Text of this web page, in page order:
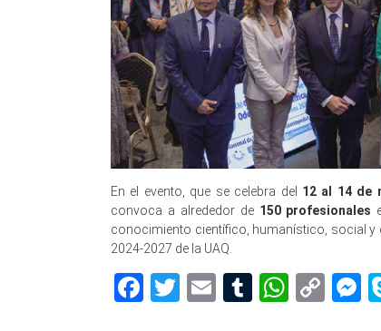
En el evento, que se celebra del 12 al 14 de
convoca a alrededor de 150 profesionales
conocimiento científico, humanístico, social y
2024-2027 de la UAQ.
Facebook
Twitter
EmailTumblr